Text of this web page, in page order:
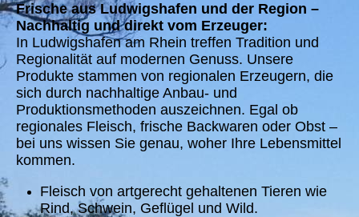
Frische aus Ludwigshafen und der Region –
Nachhaltig und direkt vom Erzeuger:
In Ludwigshafen am Rhein treffen Tradition und
Regionalität auf modernen Genuss. Unsere
Produkte stammen von regionalen Erzeugern, die
sich durch nachhaltige Anbau- und
Produktionsmethoden auszeichnen. Egal ob
regionales Fleisch, frische Backwaren oder Obst –
bei uns wissen Sie genau, woher Ihre Lebensmittel
kommen.
Fleisch von artgerecht gehaltenen Tieren wie
Rind, Schwein, Geflügel und Wild.